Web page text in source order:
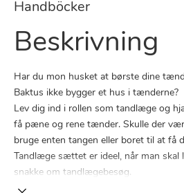
Handböcker
Beskrivning
Har du mon husket at børste dine
Baktus ikke bygger et hus i tænderne?
Lev dig ind i rollen som tandlæge og
få pæne og rene tænder. Skulle der
bruge enten tangen eller boret til at få
Tandlæge sættet er ideel, når man
snakke om tandlægebesøg.